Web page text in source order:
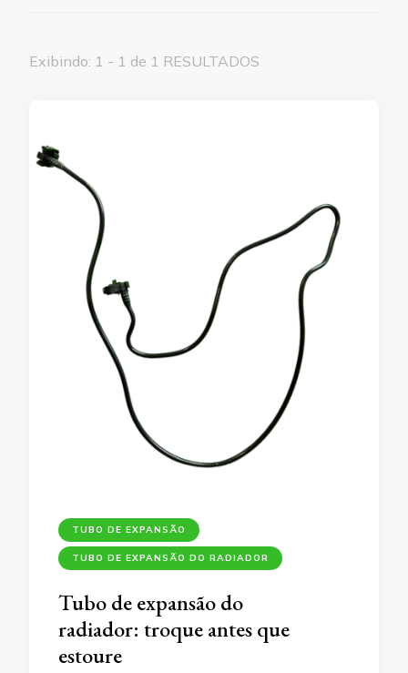
Exibindo: 1 - 1 de 1 RESULTADOS
TUBO DE EXPANSÃO
TUBO DE EXPANSÃO DO RADIADOR
Tubo de expansão do
radiador: troque antes que
estoure